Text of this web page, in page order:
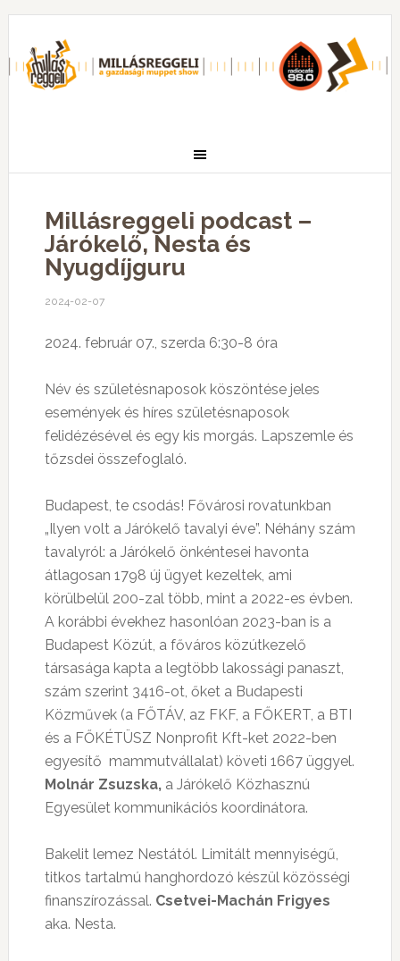
Millásreggeli podcast –
Járókelő, Nesta és
Nyugdíjguru
2024-02-07
2024. február 07., szerda 6:30-8 óra
Név és születésnaposok köszöntése jeles
események és híres születésnaposok
felidézésével és egy kis morgás. Lapszemle és
tőzsdei összefoglaló.
Budapest, te csodás! Fővárosi rovatunkban
„Ilyen volt a Járókelő tavalyi éve”. Néhány szám
tavalyról: a Járókelő önkéntesei havonta
átlagosan 1798 új ügyet kezeltek, ami
körülbelül 200-zal több, mint a 2022-es évben.
A korábbi évekhez hasonlóan 2023-ban is a
Budapest Közút, a főváros közútkezelő
társasága kapta a legtöbb lakossági panaszt,
szám szerint 3416-ot, őket a Budapesti
Közművek (a FŐTÁV, az FKF, a FŐKERT, a BTI
és a FŐKÉTÜSZ Nonprofit Kft-ket 2022-ben
egyesítő mammutvállalat) követi 1667 üggyel.
Molnár Zsuzska,a Járókelő Közhasznú
Egyesület kommunikációs koordinátora.
Bakelit lemez Nestától. Limitált mennyiségű,
titkos tartalmú hanghordozó készül közösségi
finanszírozással. Csetvei-Machán Frigyes
aka. Nesta.